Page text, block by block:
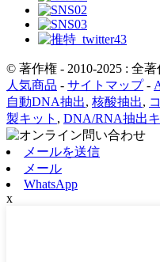
© 著作権 - 2010-2025 : 全著
人気商品 - サイトマップ-
自動DNA抽出, 核酸抽出,
製キット , DNA/RNA抽出
メールを送信
メール
WhatsApp
x